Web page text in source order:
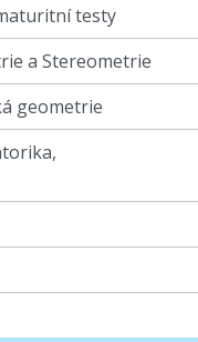
testy
a Stereometrie
geometrie